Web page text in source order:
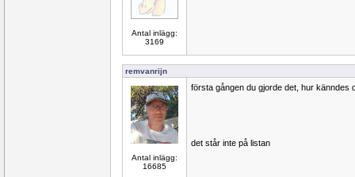
Antal inlägg:
3169
remvanrijn
Antal inlägg:
16685
första gången du gjorde det, hur känndes
det står inte på listan